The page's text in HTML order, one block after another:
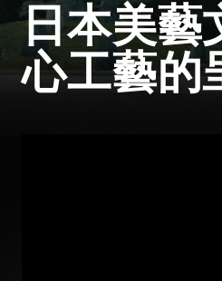
日本美藝
心工藝的